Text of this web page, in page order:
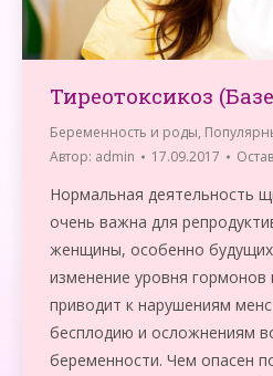
Тиреотоксикоз
Беременность и роды,
Автор: admin 17.09.2017
Нормальная деятельность
очень важна для
женщины, особенно
изменение уровня
приводит к нарушениям
бесплодию и осложнениям
беременности. Чем опасен